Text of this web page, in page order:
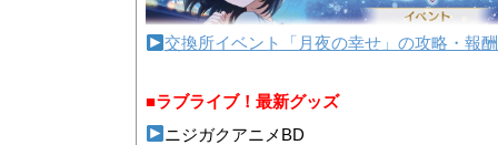
交換所イベント「月夜の幸せ」の攻略・報
■ラブライブ！最新グッズ
ニジガクアニメBD